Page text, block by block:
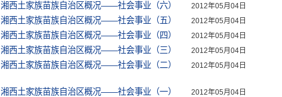
湘西土家族苗族自治区概况——社会事业（六） 2012年05月04日
湘西土家族苗族自治区概况——社会事业（五） 2012年05月04日
湘西土家族苗族自治区概况——社会事业（四） 2012年05月04日
湘西土家族苗族自治区概况——社会事业（三） 2012年05月04日
湘西土家族苗族自治区概况——社会事业（二） 2012年05月04日
湘西土家族苗族自治区概况——社会事业（一） 2012年05月04日